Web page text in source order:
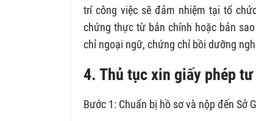
trí công việc sẽ đảm nhiệm tại tổ
chứng thực từ bản chính hoặc bản
chỉ ngoại ngữ, chứng chỉ bồi dưỡng
4. Thủ tục xin giấy phép
Bước 1: Chuẩn bị hồ sơ và nộp đến Sở